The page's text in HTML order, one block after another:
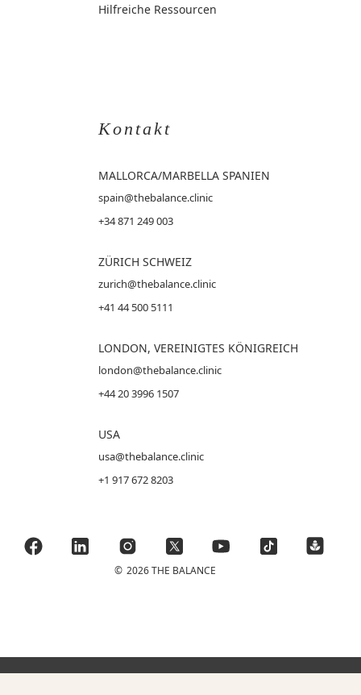
Hilfreiche Ressourcen
Kontakt
MALLORCA/MARBELLA SPANIEN
spain@thebalance.clinic
+34 871 249 003
ZÜRICH SCHWEIZ
zurich@thebalance.clinic
+41 44 500 5111
LONDON, VEREINIGTES KÖNIGREICH
london@thebalance.clinic
+44 20 3996 1507
USA
usa@thebalance.clinic
+1 917 672 8203
© 2026 THE BALANCE